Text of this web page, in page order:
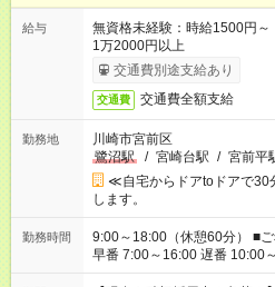
給与
無資格未経験：時給1500
1万2000円以上
交通費別途支給あり
交通費 交通費全額支給
勤務地
川崎市宮前区
鷺沼駅
/ 宮崎台駅 / 宮前平
≪自宅からドアtoドアで30
します。
勤務時間
9:00～18:00（休憩60分） ■ご希望があれば下記シフトもOK！
早番 7:00～16:00 遅番 10:00～
と休みを合わせたい」 「余